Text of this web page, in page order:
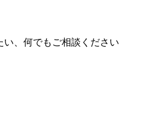
、何でもご相談ください